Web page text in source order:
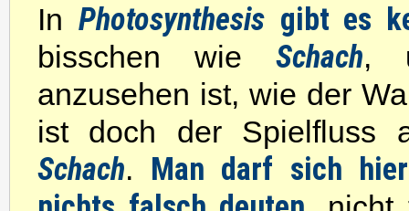
In Photosynthesis gibt es
bisschen wie Schach,
anzusehen ist, wie der
ist doch der Spielfluss
Schach. Man darf sich